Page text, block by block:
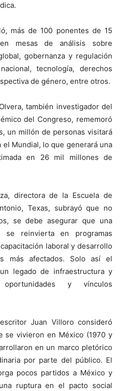
más de 100 ponentes de 15
mesas de análisis sobre
gobernanza y regulación
tecnología, derechos
de género, entre otros.
también investigador del
del Congreso, rememoró
un millón de personas visitará
el Mundial, lo que generará una
en 26 mil millones de
directora de la Escuela de
Texas, subrayó que no
se debe asegurar que una
reinvierta en programas
laboral y desarrollo
más afectados. Solo así el
legado de infraestructura y
oportunidades y vínculos
Juan Villoro consideró
se vivieron en México (1970 y
en un marco pletórico
por parte del público. El
pocos partidos a México y
ruptura en el pacto social